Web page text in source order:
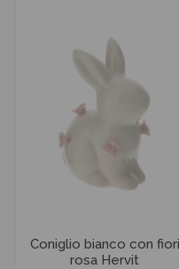
Coniglio bianco con fiori
rosa Hervit